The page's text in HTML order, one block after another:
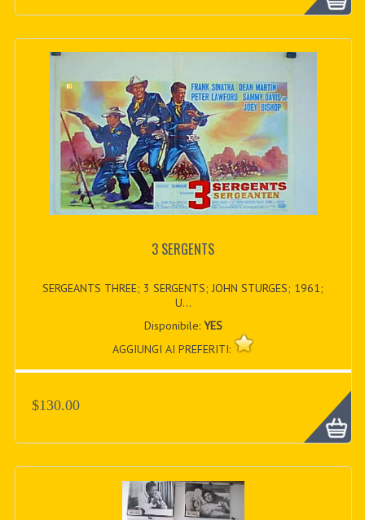
3 SERGENTS
SERGEANTS THREE; 3 SERGENTS; JOHN STURGES; 1961;
U...
Disponibile: YES
AGGIUNGI AI PREFERITI:
$130.00